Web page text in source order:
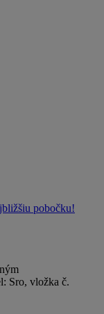
pobočku!
Sro, vložka č.